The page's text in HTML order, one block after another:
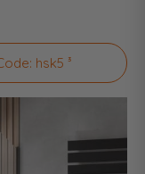
hsk5 ³